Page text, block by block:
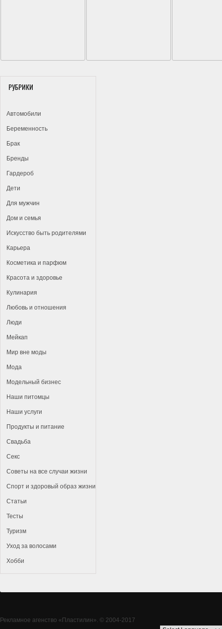
РУБРИКИ
Автомобили
Беременность
Брак
Бренды
Гардероб
Дети
Для мужчин
Дом и семья
Искусство быть родителями
Карьера
Косметика и парфюм
Красота и здоровье
Кулинария
Любовь и отношения
Люди
Мейкап
Мир вне моды
Мода
Модельный бизнес
Наши питомцы
Наши услуги
Продукты и питание
Свадьба
Секс
Советы на все случаи жизни
Спорт и здоровый образ жизни
Статьи
Тесты
Туризм
Уход за волосами
Хобби
Рекламное агенство «Пластилин». © 2004-2017